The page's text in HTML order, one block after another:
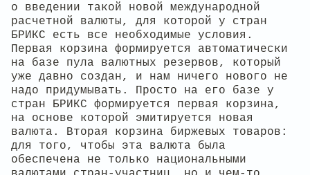
о введении такой новой международной
расчетной валюты, для которой у стран
БРИКС есть все необходимые условия.
Первая корзина формируется автоматически
на базе пула валютных резервов, который
уже давно создан, и нам ничего нового не
надо придумывать. Просто на его базе у
стран БРИКС формируется первая корзина,
на основе которой эмитируется новая
валюта. Вторая корзина биржевых товаров:
для того, чтобы эта валюта была
обеспечена не только национальными